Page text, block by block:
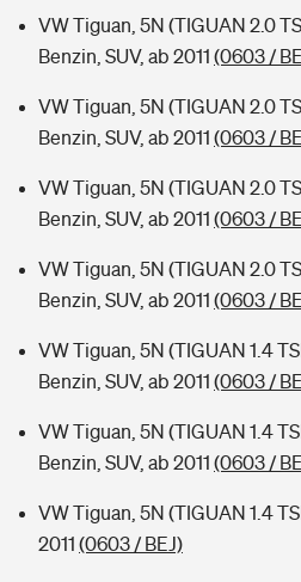
VW Tiguan, 5N (TIGUAN 2.0
Benzin, SUV, ab 2011 (0603 /
VW Tiguan, 5N (TIGUAN 2.0
Benzin, SUV, ab 2011 (0603 /
VW Tiguan, 5N (TIGUAN 2.0
Benzin, SUV, ab 2011 (0603 /
VW Tiguan, 5N (TIGUAN 2.0
Benzin, SUV, ab 2011 (0603 /
VW Tiguan, 5N (TIGUAN 1.4
Benzin, SUV, ab 2011 (0603 /
VW Tiguan, 5N (TIGUAN 1.4
Benzin, SUV, ab 2011 (0603 /
VW Tiguan, 5N (TIGUAN 1.4
2011 (0603 / BEJ)